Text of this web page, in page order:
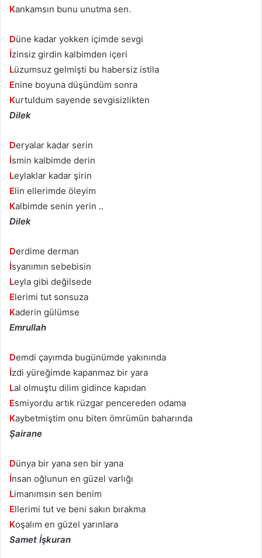
Kankamsın bunu unutma sen.
Düne kadar yokken içimde sevgi
İzinsiz girdin kalbimden içeri
Lüzumsuz gelmişti bu habersiz istila
Enine boyuna düşündüm sonra
Kurtuldum sayende sevgisizlikten
Dilek
Deryalar kadar serin
İsmin kalbimde derin
Leylaklar kadar şirin
Elin ellerimde öleyim
Kalbimde senin yerin ..
Dilek
Derdime derman
İsyanımın sebebisin
Leyla gibi değilsede
Elerimi tut sonsuza
Kaderin gülümse
Emrullah
Demdi çayımda bugünümde yakınında
İzdi yüreğimde kapanmaz bir yara
Lal olmuştu dilim gidince kapıdan
Esmiyordu artık rüzgar pencereden odama
Kaybetmiştim onu biten ömrümün baharında
Şairane
Dünya bir yana sen bir yana
İnsan oğlunun en güzel varlığı
Limanımsın sen benim
Ellerimi tut ve beni sakın bırakma
Koşalım en güzel yarınlara
Samet İşkuran